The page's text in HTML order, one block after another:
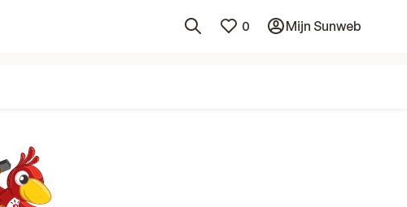
0 Mijn Sunweb